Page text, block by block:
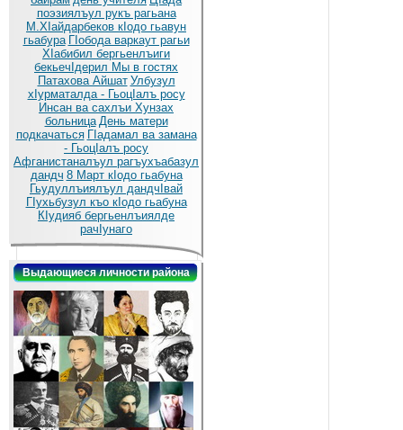
поэзиялъул рукъ рагьана
М.ХIайдарбеков кIодо гьавун
гьабура ГIобода варкаут рагьи
ХIабибил бергьенлъиги
бекьечIдерил Мы в гостях
Патахова Айшат Улбузул
хIурматалда - ГьоцIалъ росу
Инсан ва сахлъи Хунзах
больница День матери
подкачаться ГIадамал ва замана
- ГьоцIалъ росу
Афганистаналъул рагъухъабазул
дандч 8 Март кIодо гьабуна
Гьудуллъиялъул дандчIвай
ГIухьбузул къо кIодо гьабуна
КIудияб бергьенлъиялде
рачIунаго
Выдающиеся личности района